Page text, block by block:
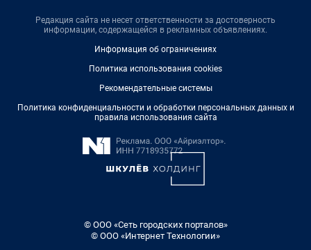
Редакция сайта не несет ответственности за достоверность
информации, содержащейся в рекламных объявлениях.
Информация об ограничениях
Политика использования cookies
Рекомендательные системы
Политика конфиденциальности и обработки персональных данных и
правила использования сайта
© ООО «Сеть городских порталов»
© ООО «Интернет Технологии»